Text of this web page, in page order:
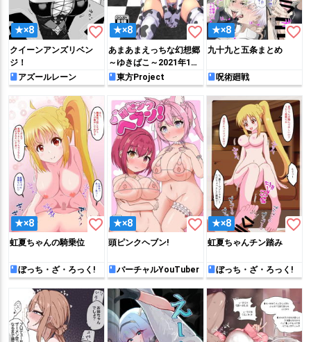
★×8 favorite_border
クイーンアンズリベン
ジ！
アズールレーン
★×8 favorite_border
あまあまえっちな幻想郷
～ゆきばこ～2021年1月
号～東方Project
★×8 favorite_border
九十九と五条まとめ
呪術廻戦
★×8 favorite_border
虹夏ちゃんの騎乗位
ぼっち・ざ・ろっく!
★×8 favorite_border
頭ピンクヘブン!
バーチャルYouTuber
★×8 favorite_border
虹夏ちゃんチン踏み
ぼっち・ざ・ろっく!